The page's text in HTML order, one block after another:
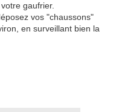
gaufrier.
vos "chaussons"
en surveillant bien la